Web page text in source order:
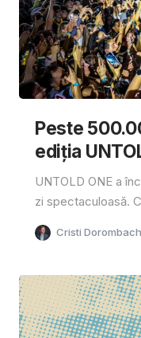
Peste
ediția
UNTOLD ONE a
zi spectaculoasă.
Cristi Dorombach